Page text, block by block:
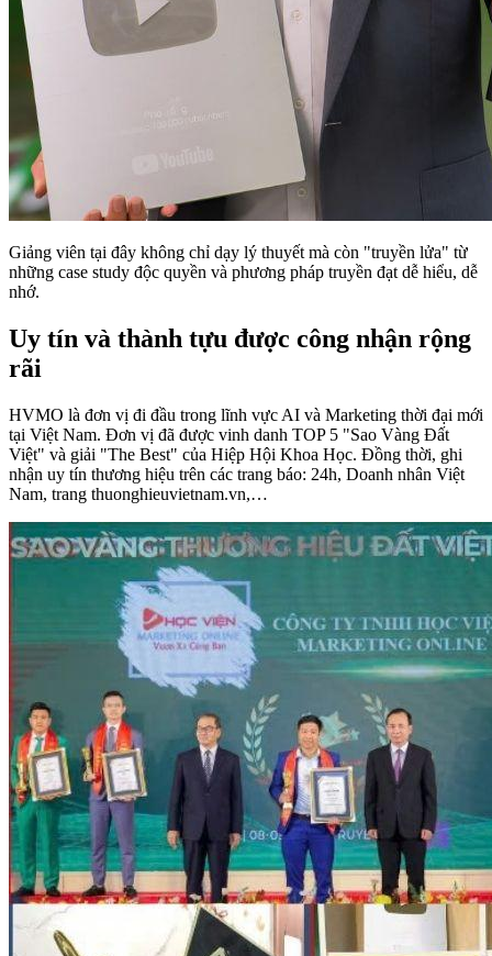
Giảng viên tại đây không chỉ dạy lý thuyết mà còn "truyền lửa" từ
những case study độc quyền và phương pháp truyền đạt dễ hiểu, dễ
nhớ.
Uy tín và thành tựu được công nhận rộng
rãi
HVMO là đơn vị đi đầu trong lĩnh vực AI và Marketing thời đại mới
tại Việt Nam. Đơn vị đã được vinh danh TOP 5 "Sao Vàng Đất
Việt" và giải "The Best" của Hiệp Hội Khoa Học. Đồng thời, ghi
nhận uy tín thương hiệu trên các trang báo: 24h, Doanh nhân Việt
Nam, trang thuonghieuvietnam.vn,…